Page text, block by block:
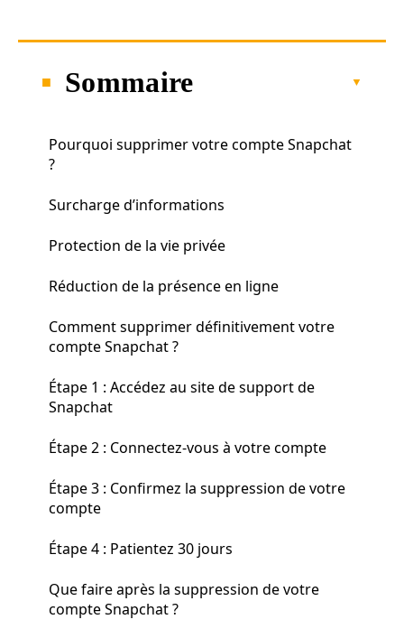
Sommaire
Pourquoi supprimer votre compte Snapchat
?
Surcharge d’informations
Protection de la vie privée
Réduction de la présence en ligne
Comment supprimer définitivement votre
compte Snapchat ?
Étape 1 : Accédez au site de support de
Snapchat
Étape 2 : Connectez-vous à votre compte
Étape 3 : Confirmez la suppression de votre
compte
Étape 4 : Patientez 30 jours
Que faire après la suppression de votre
compte Snapchat ?